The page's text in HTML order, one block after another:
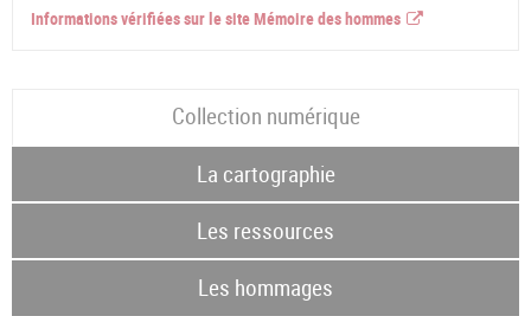
Informations vérifiées sur le site Mémoire des hommes
Collection numérique
La cartographie
Les ressources
Les hommages